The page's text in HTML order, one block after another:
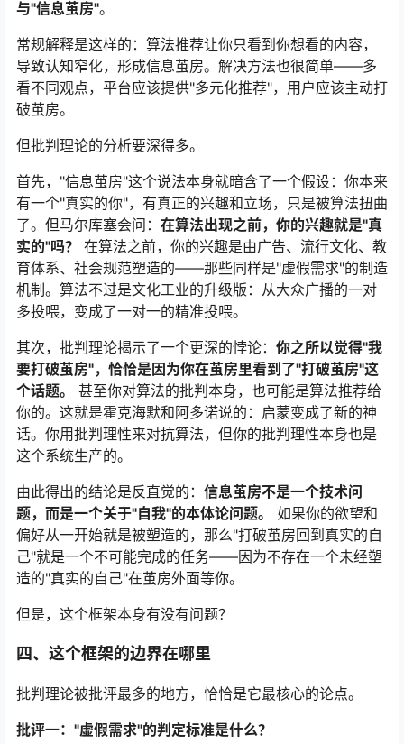
与"信息茧房"。
常规解释是这样的：算法推荐让你只看到你想看的内容，
导致认知窄化，形成信息茧房。解决方法也很简单——多
看不同观点，平台应该提供"多元化推荐"，用户应该主动打
破茧房。
但批判理论的分析要深得多。
首先，"信息茧房"这个说法本身就暗含了一个假设：你本来
有一个"真实的你"，有真正的兴趣和立场，只是被算法扭曲
了。但马尔库塞会问： 在算法出现之前，你的兴趣就是"真
实的"吗？
在算法之前，你的兴趣是由广告、流行文化、教
育体系、社会规范塑造的——那些同样是"虚假需求"的制造
机制。算法不过是文化工业的升级版：从大众广播的一对
多投喂，变成了一对一的精准投喂。
其次，批判理论揭示了一个更深的悖论： 你之所以觉得"我
要打破茧房"，恰恰是因为你在茧房里看到了"打破茧房"这
个话题。
甚至你对算法的批判本身，也可能是算法推荐给
你的。这就是霍克海默和阿多诺说的：启蒙变成了新的神
话。你用批判理性来对抗算法，但你的批判理性本身也是
这个系统生产的。
由此得出的结论是反直觉的： 信息茧房不是一个技术问
题，而是一个关于"自我"的本体论问题。
如果你的欲望和
偏好从一开始就是被塑造的，那么"打破茧房回到真实的自
己"就是一个不可能完成的任务——因为不存在一个未经塑
造的"真实的自己"在茧房外面等你。
但是，这个框架本身有没有问题？
四、这个框架的边界在哪里
批判理论被批评最多的地方，恰恰是它最核心的论点。
批评一："虚假需求"的判定标准是什么？